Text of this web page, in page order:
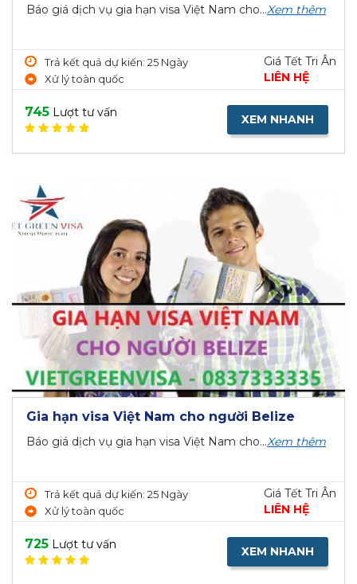
Báo giá dịch vụ gia hạn visa Việt Nam cho...Xem thêm
Trả kết quả dự kiến: 25 Ngày
Xử lý toàn quốc
Giá Tết Tri Ân
LIÊN HỆ
745 Lượt tư vấn XEM NHANH
Gia hạn visa Việt Nam cho người Belize
Báo giá dịch vụ gia hạn visa Việt Nam cho...Xem thêm
Trả kết quả dự kiến: 25 Ngày
Xử lý toàn quốc
Giá Tết Tri Ân
LIÊN HỆ
725 Lượt tư vấn XEM NHANH